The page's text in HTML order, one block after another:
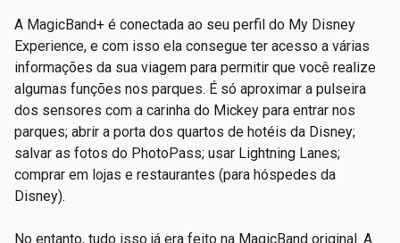
A MagicBand+ é conectada ao seu perfil do My Disney
Experience, e com isso ela consegue ter acesso a várias
informações da sua viagem para permitir que você realize
algumas funções nos parques. É só aproximar a pulseira
dos sensores com a carinha do Mickey para entrar nos
parques; abrir a porta dos quartos de hotéis da Disney;
salvar as fotos do PhotoPass; usar Lightning Lanes;
comprar em lojas e restaurantes (para hóspedes da
Disney).
No entanto, tudo isso já era feito na MagicBand original. A